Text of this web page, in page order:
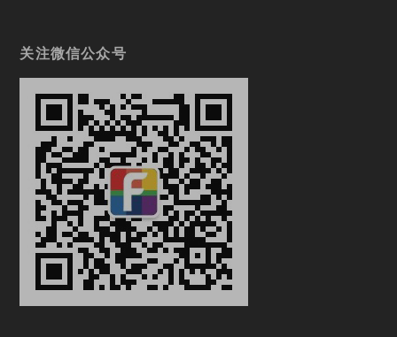
关注微信公众号